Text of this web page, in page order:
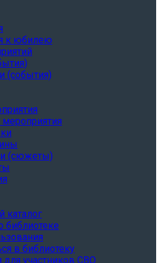
к юбилею
(события)
(сюжеты)
каталог
библиотеке
в библиотеку
участников СВО